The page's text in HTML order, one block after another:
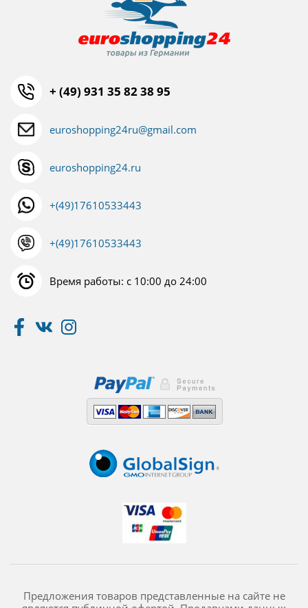
+ (49) 931 35 82 38 95
euroshopping24ru@gmail.com
euroshopping24.ru
+(49)17610533443
+(49)17610533443
Время работы: с 10:00 до 24:00
Предложения товаров представленные на сайте не